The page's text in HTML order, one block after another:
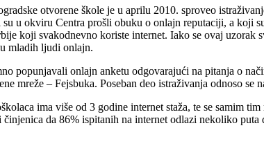
otvorene škole je u aprilu 2010. sproveo
u okviru Centra prošli obuku o onlajn reputaciji, a koji
koji svakodnevno koriste internet. Iako se ovaj uzorak
mladih ljudi onlajn.
popunjavali onlajn anketu odgovarajući na pitanja o
mreže – Fejsbuka. Poseban deo istraživanja odnoso
ima više od 3 godine internet staža, te se samim
da 86% ispitanih na internet odlazi nekoliko